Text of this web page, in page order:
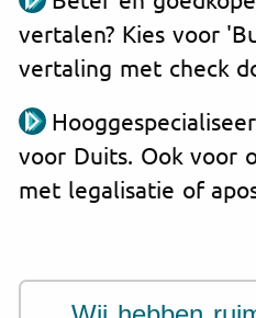
vertalen? Kies voor
vertaling met check
voor Duits. Ook voor
met legalisatie of